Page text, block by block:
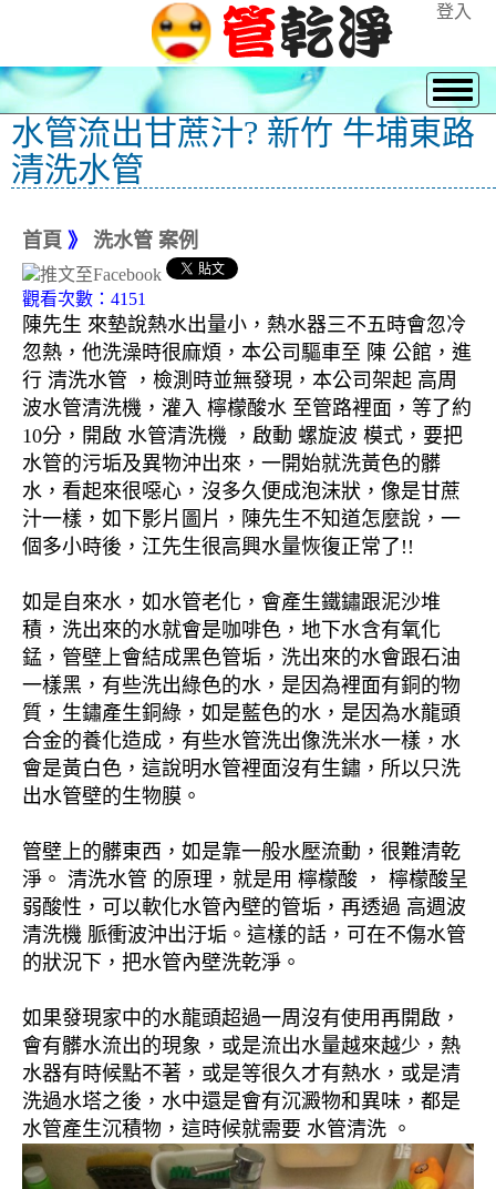
登入
水管流出甘蔗汁? 新竹 牛埔東路
清洗水管
首頁 》 洗水管 案例
觀看次數：4151
陳先生 來墊說熱水出量小，熱水器三不五時會忽冷
忽熱，他洗澡時很麻煩，本公司驅車至 陳 公館，進
行 清洗水管 ，檢測時並無發現，本公司架起 高周
波水管清洗機，灌入 檸檬酸水 至管路裡面，等了約
10分，開啟 水管清洗機 ，啟動 螺旋波 模式，要把
水管的污垢及異物沖出來，一開始就洗黃色的髒
水，看起來很噁心，沒多久便成泡沫狀，像是甘蔗
汁一樣，如下影片圖片，陳先生不知道怎麼說，一
個多小時後，江先生很高興水量恢復正常了!!
如是自來水，如水管老化，會產生鐵鏽跟泥沙堆
積，洗出來的水就會是咖啡色，地下水含有氧化
錳，管壁上會結成黑色管垢，洗出來的水會跟石油
一樣黑，有些洗出綠色的水，是因為裡面有銅的物
質，生鏽產生銅綠，如是藍色的水，是因為水龍頭
合金的養化造成，有些水管洗出像洗米水一樣，水
會是黃白色，這說明水管裡面沒有生鏽，所以只洗
出水管壁的生物膜。
管壁上的髒東西，如是靠一般水壓流動，很難清乾
淨。 清洗水管 的原理，就是用 檸檬酸 ， 檸檬酸呈
弱酸性，可以軟化水管內壁的管垢，再透過 高週波
清洗機 脈衝波沖出汙垢。這樣的話，可在不傷水管
的狀況下，把水管內壁洗乾淨。
如果發現家中的水龍頭超過一周沒有使用再開啟，
會有髒水流出的現象，或是流出水量越來越少，熱
水器有時候點不著，或是等很久才有熱水，或是清
洗過水塔之後，水中還是會有沉澱物和異味，都是
水管產生沉積物，這時候就需要 水管清洗 。